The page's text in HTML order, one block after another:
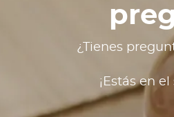
¿Tienes
¡Estás en